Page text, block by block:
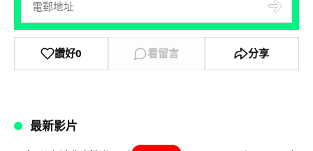
讚好0 看留言 分享
最新影片